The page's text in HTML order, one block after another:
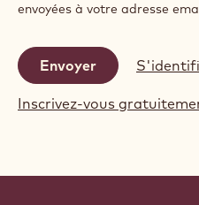
envoyées à votre adresse
Inscrivez-vous